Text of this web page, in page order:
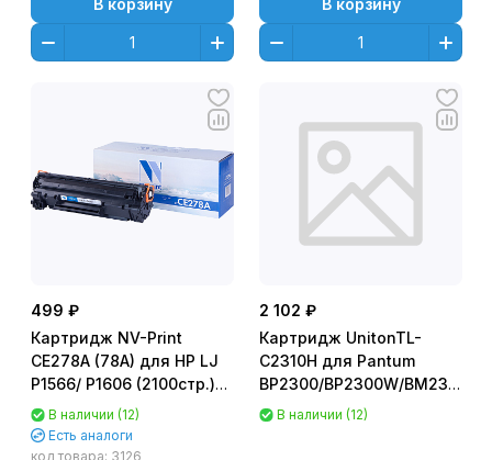
499 ₽
Картридж NV-Print
CE278A (78A) для HP LJ
P1566/ P1606 (2100стр.)
NV-CE278A
В наличии (12)
Есть аналоги
код товара: 3126
2 102 ₽
Картридж UnitonTL-
C2310H для Pantum
BP2300/BP2300W/
(1600 стр) Premium
В наличии (12)